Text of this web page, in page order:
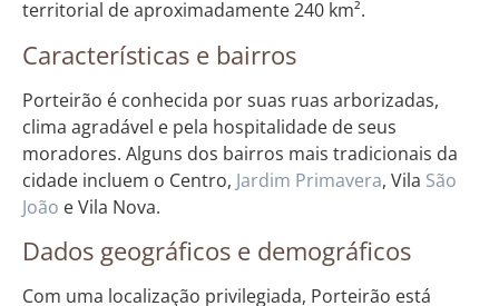
territorial de aproximadamente 240 km².
Características e bairros
Porteirão é conhecida por suas ruas arborizadas,
clima agradável e pela hospitalidade de seus
moradores. Alguns dos bairros mais tradicionais da
cidade incluem o Centro, Jardim Primavera, Vila São
João e Vila Nova.
Dados geográficos e demográficos
Com uma localização privilegiada, Porteirão está